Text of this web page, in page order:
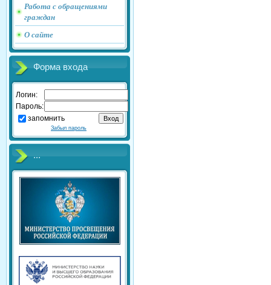
Работа с обращениями
граждан
О сайте
Форма входа
Логин:
Пароль:
запомнить
Забыл пароль
...